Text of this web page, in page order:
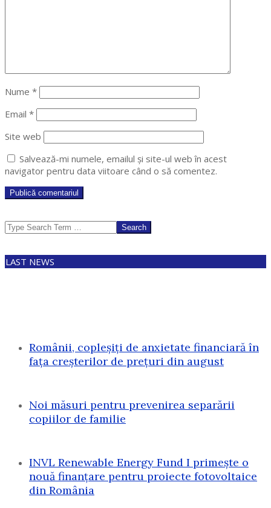
Nume *
Email *
Site web
Salvează-mi numele, emailul și site-ul web în acest
navigator pentru data viitoare când o să comentez.
Search
LAST NEWS
Românii, copleșiți de anxietate financiară în
fața creșterilor de prețuri din august
Noi măsuri pentru prevenirea separării
copiilor de familie
INVL Renewable Energy Fund I primește o
nouă finanțare pentru proiecte fotovoltaice
din România